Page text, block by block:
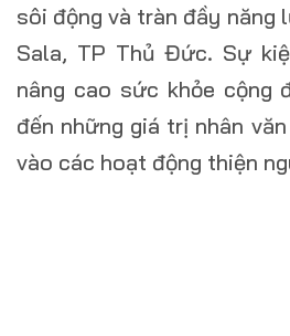
sôi động và tràn đầy năng
Sala, TP Thủ Đức. Sự
nâng cao sức khỏe cộng
đến những giá trị nhân
vào các hoạt động thiện